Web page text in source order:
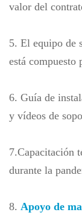
valor del
5. El equipo de
está
6. Guía de
y vídeos de
7.Capacitación
durante la
8. Apoyo de